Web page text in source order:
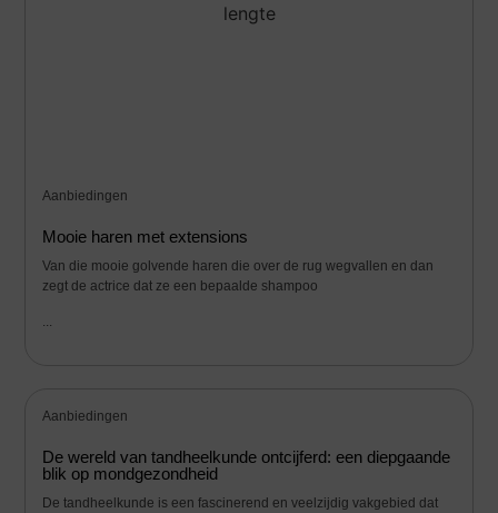
Aanbiedingen
Mooie haren met extensions
Van die mooie golvende haren die over de rug wegvallen en dan
zegt de actrice dat ze een bepaalde shampoo
...
Aanbiedingen
De wereld van tandheelkunde ontcijferd: een diepgaande
blik op mondgezondheid
De tandheelkunde is een fascinerend en veelzijdig vakgebied dat